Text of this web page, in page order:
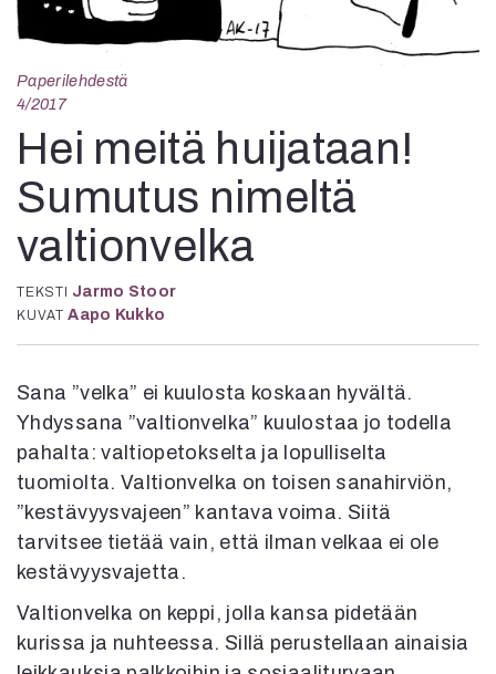
Arkisto
2–3/2026
1/2026
6/2025
5/2025 saame
5/2025
Lehtiarkisto
Yhteistyössä
Toimitus
Mediatiedot
Kaltio ry
Paperilehdestä
4/2017
Hei meitä huijataan!
Sumutus nimeltä
valtionvelka
TEKSTI Jarmo Stoor
KUVAT Aapo Kukko
Sana ”velka” ei kuulosta koskaan hyvältä.
Yhdyssana ”valtionvelka” kuulostaa jo todella
pahalta: valtiopetokselta ja lopulliselta
tuomiolta. Valtionvelka on toisen sanahirviön,
”kestävyysvajeen” kantava voima. Siitä
tarvitsee tietää vain, että ilman velkaa ei ole
kestävyysvajetta.
Valtionvelka on keppi, jolla kansa pidetään
kurissa ja nuhteessa. Sillä perustellaan ainaisia